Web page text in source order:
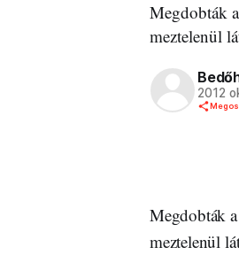
Megdobták
meztelenül
2012
Megdobták
meztelenül